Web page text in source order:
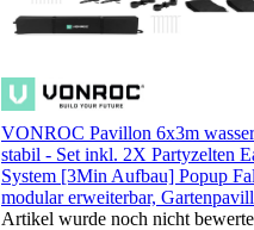
VONROC Pavillon 6x3m
stabil - Set inkl. 2X Partyzelten
System [3Min Aufbau] Popup
modular erweiterbar,
Artikel wurde noch nicht